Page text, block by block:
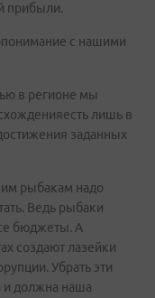
прибыли.
с нашими
в регионе мы
лишь в
заданных
рыбакам надо
Ведь рыбаки
бюджеты. А
создают лазейки
Убрать эти
и должна наша